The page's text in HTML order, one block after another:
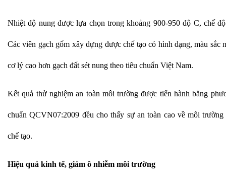
Nhiệt độ nung được lựa chọn trong khoảng 900-950 độ C, chế
Các viên gạch gốm xây dựng được chế tạo có hình dạng, màu sắc
cơ lý cao hơn gạch đất sét nung theo tiêu chuẩn Việt Nam.
Kết quả thử nghiệm an toàn môi trường được tiến hành bằng
chuẩn QCVN07:2009 đều cho thấy sự an toàn cao về môi
chế tạo.
Hiệu quả kinh tế, giảm ô nhiễm môi trường